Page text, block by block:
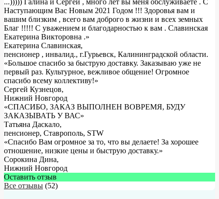
...))))) Галина и Сергей , много лет вы меня обслуживаете . С
Наступающим Вас Новым 2021 Годом !!! Здоровья вам и
вашим близким , всего вам доброго в жизни и всех земных
Благ !!!!! С уважением и благодарностью к вам . Славинская
Екатерина Викторовна .»
Екатерина Славинская,
пенсионер , инвалид., г.Гурьевск, Калининградской области.
«Большое спасибо за быструю доставку. Заказываю уже не
первый раз. Культурное, вежливое общение! Огромное
спасибо всему коллективу!»
Сергей Кузнецов,
Нижний Новгород
«СПАСИБО, ЗАКАЗ ВЫПОЛНЕН ВОВРЕМЯ, БУДУ
ЗАКАЗЫВАТЬ У ВАС»
Татьяна Даскало,
пенсионер, Ставрополь, STW
«Спасибо Вам огромное за то, что вы делаете! За хорошее
отношение, низкие цены и быструю доставку.»
Сорокина Дина,
Нижний Новгород
Оставить отзыв
Все отзывы (52)